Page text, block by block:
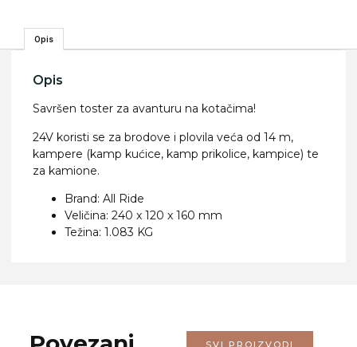
Opis
Opis
Savršen toster za avanturu na kotačima!
24V koristi se za brodove i plovila veća od 14 m,
kampere (kamp kućice, kamp prikolice, kampice) te
za kamione.
Brand: All Ride
Veličina: 240 x 120 x 160 mm
Težina: 1.083 KG
SVI PROIZVODI